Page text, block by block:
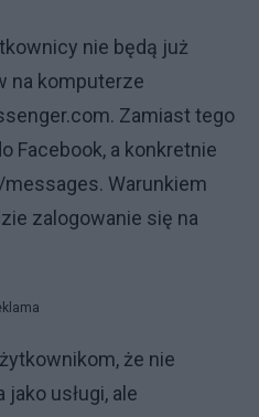
nie będą już
na komputerze
Zamiast tego
Facebook, a konkretnie
Warunkiem
zalogowanie się na
że nie
usługi, ale